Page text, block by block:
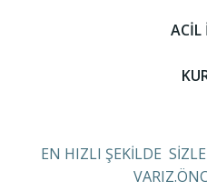
ACİL
EN HIZLI ŞEKİLDE